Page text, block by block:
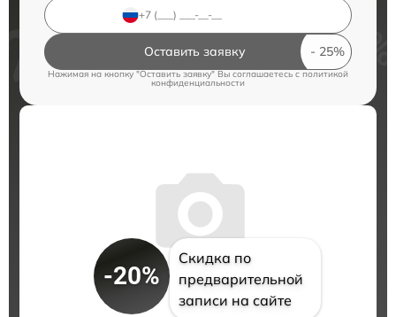
Оставить заявку
Нажимая на кнопку "Оставить заявку" Вы соглашаетесь cполитикой
конфиденциальности
-20%
Скидка по
предварительной
записи на сайте